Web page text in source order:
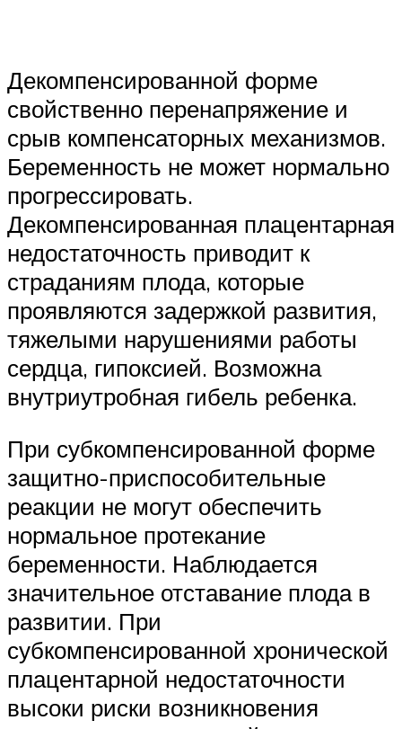
Декомпенсированной форме
свойственно перенапряжение и
срыв компенсаторных механизмов.
Беременность не может нормально
прогрессировать.
Декомпенсированная плацентарная
недостаточность приводит к
страданиям плода, которые
проявляются задержкой развития,
тяжелыми нарушениями работы
сердца, гипоксией. Возможна
внутриутробная гибель ребенка.
При субкомпенсированной форме
защитно-приспособительные
реакции не могут обеспечить
нормальное протекание
беременности. Наблюдается
значительное отставание плода в
развитии. При
субкомпенсированной хронической
плацентарной недостаточности
высоки риски возникновения